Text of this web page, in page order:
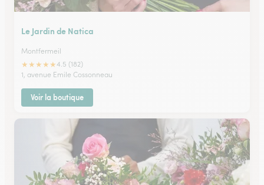
Le Jardin de Natica
Montfermeil
★★★★★4.5 (182)
1, avenue Emile Cossonneau
Voir la boutique